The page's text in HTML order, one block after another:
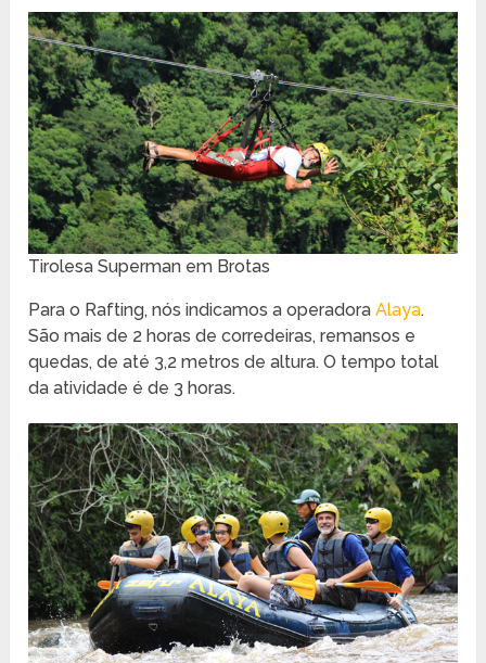
Tirolesa Superman em Brotas
Para o Rafting, nós indicamos a operadoraAlaya.
São mais de 2 horas de corredeiras, remansos e
quedas, de até 3,2 metros de altura. O tempo total
da atividade é de 3 horas.